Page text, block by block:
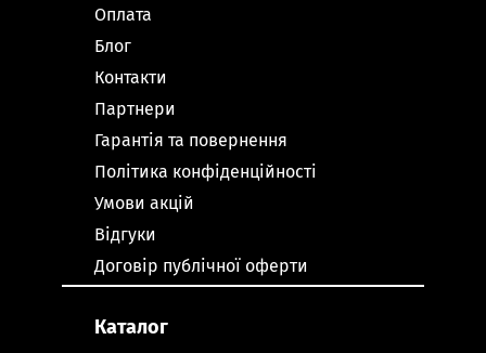
Оплата
Блог
Контакти
Партнери
Гарантія та повернення
Політика конфіденційності
Умови акцій
Відгуки
Договір публічної оферти
Каталог